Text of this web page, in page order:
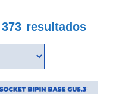
resultados